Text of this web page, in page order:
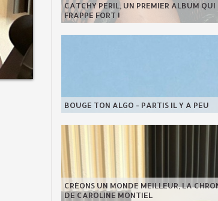
CATCHY PERIL, UN PREMIER ALBUM QUI
FRAPPE FORT !
BOUGE TON ALGO - PARTIS IL Y A PEU
CRÉONS UN MONDE MEILLEUR, LA
DE CAROLINE MONTIEL